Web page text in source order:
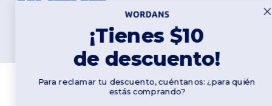
Términos y Condiciones| Política de personalización| Política de
Política de Cookies|Mapa del sitio
¡Tienes $10
de descuento!
Para reclamar tu descuento, cuéntanos: ¿para quién
estás comprando?